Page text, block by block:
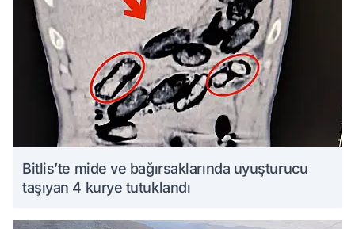
Bitlis’te mide ve bağırsaklarında uyuşturucu
taşıyan 4 kurye tutuklandı